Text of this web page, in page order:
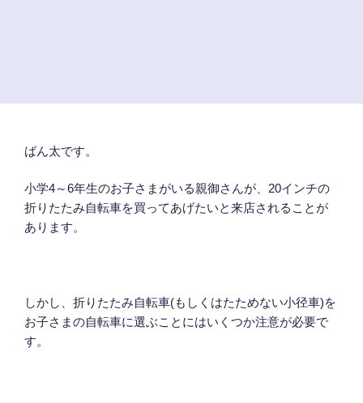
ばん太です。
小学4～6年生のお子さまがいる親御さんが、20インチの
折りたたみ自転車を買ってあげたいと来店されることが
あります。
しかし、折りたたみ自転車(もしくはたためない小径車)を
お子さまの自転車に選ぶことにはいくつか注意が必要で
す。